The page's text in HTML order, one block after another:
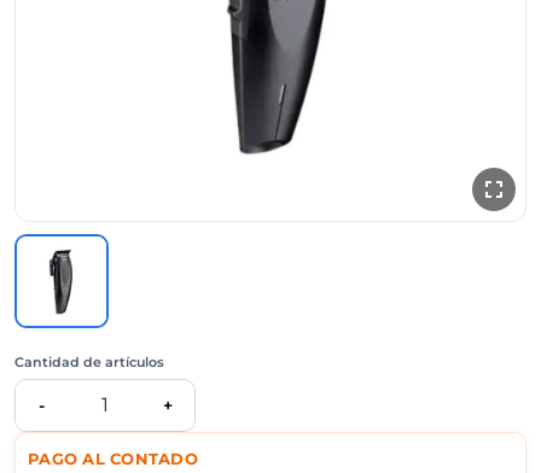
PAGO AL CONTADO
Cantidad de artículos
- 1 +